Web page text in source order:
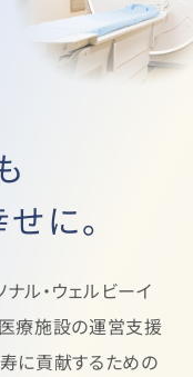
に。
ル・ウェルビーイ
療施設の運営支援
に貢献するための